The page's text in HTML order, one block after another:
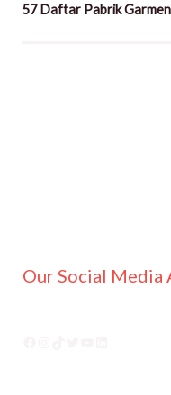
57 Daftar Pabrik
Our Social Media